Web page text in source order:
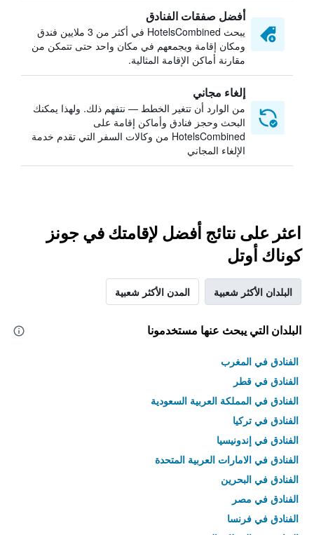
أفضل صفقات الفنادق
يبحث HotelsCombined في أكثر من 3 ملايين فندق
ومكان إقامة ويجمعهم في مكان واحد حتى تتمكن من
مقارنة أماكن الإقامة المثالية.
إلغاء مجاني
من الوارد أن تتغير الخطط — نتفهم ذلك. ولهذا يمكنك
البحث وحجز فنادق وأماكن إقامة على
HotelsCombined من وكالات السفر التي تقدم خدمة
الإلغاء المجاني
اعثر على نتائج أفضل لإقامتك في جونز
كوناك أوتل
البلدان الأكثر شعبية المدن الأكثر شعبية
البلدان التي يبحث عنها مستخدمونا
الفنادق في المغرب
الفنادق في قطر
الفنادق في المملكة العربية السعودية
الفنادق في تركيا
الفنادق في إندونيسيا
الفنادق في الامارات العربية المتحدة
الفنادق في البحرين
الفنادق في مصر
الفنادق في فرنسا